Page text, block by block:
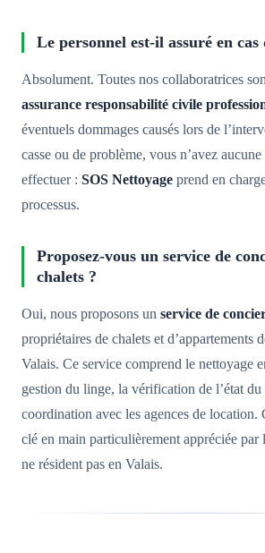
Le personnel est-il assuré en cas
Absolument. Toutes nos collaboratrices
assurance responsabilité civile
éventuels dommages causés lors de
casse ou de problème, vous n’avez
effectuer : SOS Nettoyage prend en
processus.
Proposez-vous un service de
chalets ?
Oui, nous proposons un service de
propriétaires de chalets et d’appartements
Valais. Ce service comprend le nettoyage
gestion du linge, la vérification de l’état
coordination avec les agences de location.
clé en main particulièrement appréciée par
ne résident pas en Valais.